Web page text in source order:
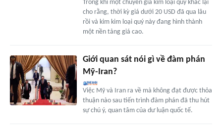
Trong khi một chuyên gia kim loại quý khác lại
cho rằng, thời kỳ giá dưới 20 USD đã qua lâu
rồi và kim kim loại quý này đang hình thành
một nền tảng giá cao.
Giới quan sát nói gì về đàm phán
Mỹ-Iran?
Việc Mỹ và Iran ra về mà không đạt được thỏa
thuận nào sau tiến trình đàm phán đã thu hút
sự chú ý, quan tâm của dư luận quốc tế.